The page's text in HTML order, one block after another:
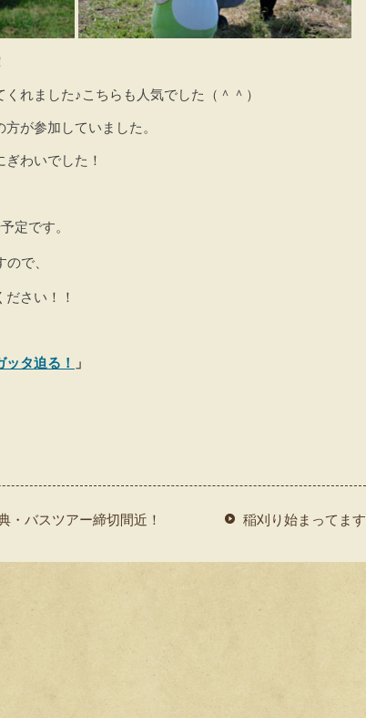
くれました♪こちらも人気でした（＾＾）
方が参加していました。
わいでした！
定です。
で、
さい！！
タ迫る！ 」
・バスツアー締切間近！ 稲刈り始まってます